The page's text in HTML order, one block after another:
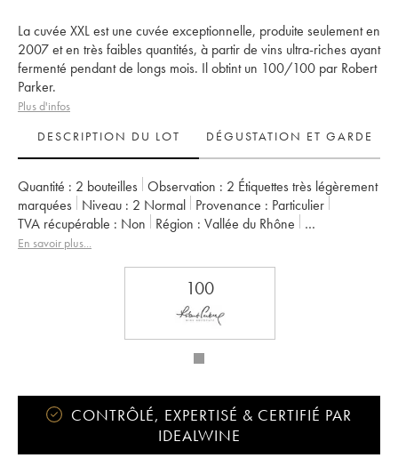
La cuvée XXL est une cuvée exceptionnelle, produite seulement en
2007 et en très faibles quantités, à partir de vins ultra-riches ayant
fermenté pendant de longs mois. Il obtint un 100/100 par Robert
Parker.
Plus d'infos
DESCRIPTION DU LOT
DÉGUSTATION ET GARDE
Quantité : 2 bouteilles Observation : 2 Étiquettes très légèrement
marquées
Niveau : 2 Normal Provenance : particulier
TVA récupérable :
non Région :
Vallée du Rhône
Appellation :
En savoir plus...
100
CONTRÔLÉ, EXPERTISÉ & CERTIFIÉ PAR
IDEALWINE